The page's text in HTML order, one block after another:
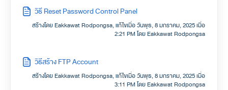
วิธี Reset Password Control Panel
สร้างโดย Eakkawat Rodpongsa, แก้ไขเมื่อ วันพุธ, 8 มกราคม, 2025 เมื่อ
2:21 PM โดย Eakkawat Rodpongsa
วิธีสร้าง FTP Account
สร้างโดย Eakkawat Rodpongsa, แก้ไขเมื่อ วันพุธ, 8 มกราคม, 2025 เมื่อ
3:11 PM โดย Eakkawat Rodpongsa